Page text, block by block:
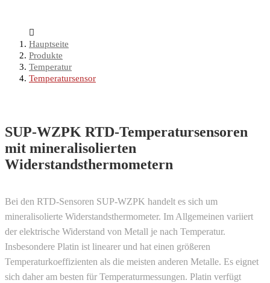
Hauptseite
Produkte
Temperatur
Temperatursensor
SUP-WZPK RTD-Temperatursensoren
mit mineralisolierten
Widerstandsthermometern
Bei den RTD-Sensoren SUP-WZPK handelt es sich um
mineralisolierte Widerstandsthermometer. Im Allgemeinen variiert
der elektrische Widerstand von Metall je nach Temperatur.
Insbesondere Platin ist linearer und hat einen größeren
Temperaturkoeffizienten als die meisten anderen Metalle. Es eignet
sich daher am besten für Temperaturmessungen. Platin verfügt